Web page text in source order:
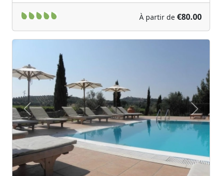
À partir de €80.00
Previous Next